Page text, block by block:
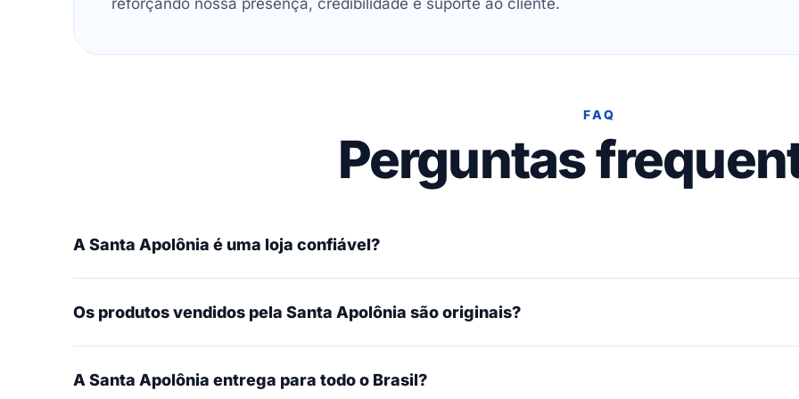
reforçando nossa presença, credibilidade e suporte ao cliente.
FAQ
Perguntas
A Santa Apolônia é uma loja confiável?
Os produtos vendidos pela Santa Apolônia são originais?
A Santa Apolônia entrega para todo o Brasil?